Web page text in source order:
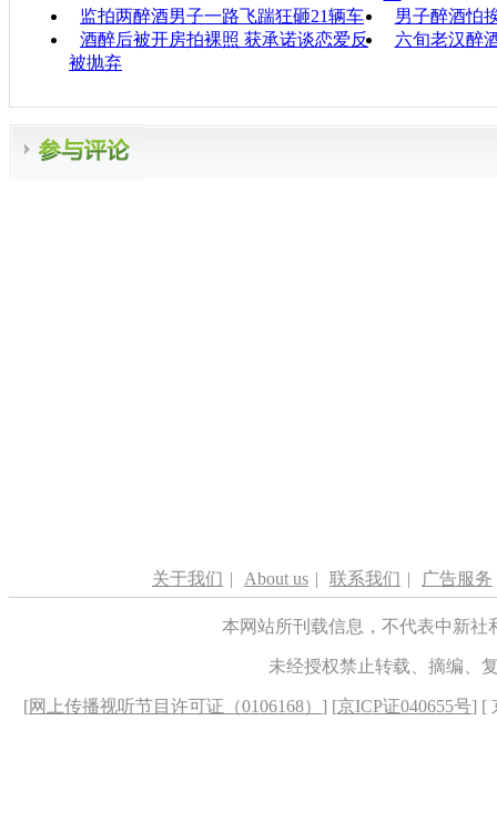
监拍两醉酒男子一路飞踹狂砸21辆车
男子醉酒怕
酒醉后被开房拍裸照 获承诺谈恋爱反
被抛弃
六旬老汉醉
关于我们 | About us | 联系我们 | 广告服务
本网站所刊载信息，不代表中新
未经授权禁止转载、摘编、
[网上传播视听节目许可证（0106168） ] [京ICP证040655号] [